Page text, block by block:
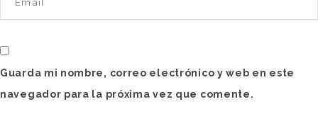
Guarda mi nombre, correo electrónico y web en este
navegador para la próxima vez que comente.